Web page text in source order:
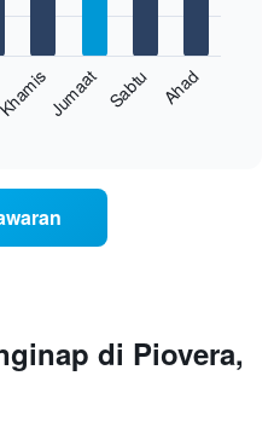
Jumaat Sabtu Ahad
di Piovera,